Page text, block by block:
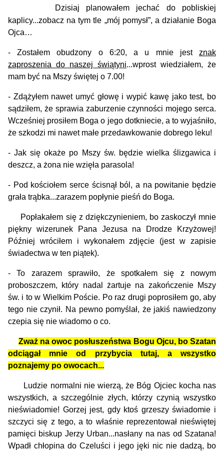
Dzisiaj planowałem jechać do pobliskiej
kaplicy...zobacz na tym tle „mój pomysł”, a działanie Boga
Ojca…
- Zostałem obudzony o 6:20, a u mnie jest znak
zaproszenia do naszej świątyni...wprost wiedziałem, że
mam być na Mszy świętej o 7.00!
- Zdążyłem nawet umyć głowę i wypić kawę jako test, bo
sądziłem, że sprawia zaburzenie czynności mojego serca.
Wcześniej prosiłem Boga o jego dotkniecie, a to wyjaśniło,
że szkodzi mi nawet małe przedawkowanie dobrego leku!
- Jak się okaże po Mszy św. będzie wielka ślizgawica i
deszcz, a żona nie wzięła parasola!
- Pod kościołem serce ścisnął ból, a na powitanie będzie
grała trąbka...zarazem popłynie pieśń do Boga.
Popłakałem się z dziękczynieniem, bo zaskoczył mnie
piękny wizerunek Pana Jezusa na Drodze Krzyżowej!
Później wróciłem i wykonałem zdjęcie (jest w zapisie
świadectwa w ten piątek).
- To zarazem sprawiło, że spotkałem się z nowym
proboszczem, który nadal żartuje na zakończenie Mszy
św. i to w Wielkim Poście. Po raz drugi poprosiłem go, aby
tego nie czynił. Na pewno pomyślał, że jakiś nawiedzony
czepia się nie wiadomo o co.
Zważ na owoc posłuszeństwa Bogu Ojcu, bo Szatan
odciągał mnie od przybycia tutaj, a wszystko
poznajemy po owocach...
Ludzie normalni nie wierzą, że Bóg Ojciec kocha nas
wszystkich, a szczególnie złych, którzy czynią wszystko
nieświadomie! Gorzej jest, gdy ktoś grzeszy świadomie i
szczyci się z tego, a to właśnie reprezentował nieświętej
pamięci biskup Jerzy Urban...nasłany na nas od Szatana!
Wpadł chłopina do Czeluści i jego jęki nic nie dadzą, bo